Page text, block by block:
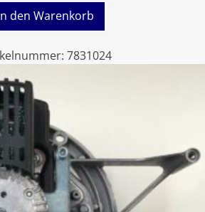
den Warenkorb
7831024